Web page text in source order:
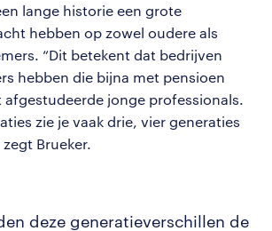
lange historie een grote
hebben op zowel oudere als
“Dit betekent dat bedrijven
hebben die bijna met pensioen
afgestudeerde jonge professionals.
zie je vaak drie, vier generaties
Brueker.
deze generatieverschillen de